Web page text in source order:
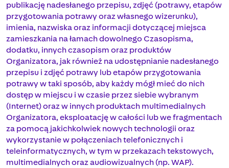
publikację nadesłanego przepisu, zdjęć (potrawy, etapów
przygotowania potrawy oraz własnego wizerunku),
imienia, nazwiska oraz informacji dotyczącej miejsca
zamieszkania na łamach dowolnego Czasopisma,
dodatku, innych czasopism oraz produktów
Organizatora, jak również na udostępnianie nadesłanego
przepisu i zdjęć potrawy lub etapów przygotowania
potrawy w taki sposób, aby każdy mógł mieć do nich
dostęp w miejscu i w czasie przez siebie wybranym
(Internet) oraz w innych produktach multimedialnych
Organizatora, eksploatację w całości lub we fragmentach
za pomocą jakichkolwiek nowych technologii oraz
wykorzystanie w połączeniach telefonicznych i
teleinformatycznych, w tym w przekazach tekstowych,
multimedialnych oraz audiowizualnych (np. WAP).